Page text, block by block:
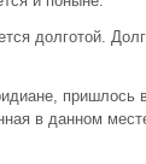
долготой.
пришлось
в данном